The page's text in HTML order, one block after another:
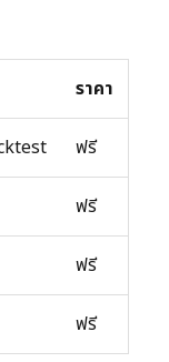
ราคา
ฟรี
ฟรี
ฟรี
ฟรี